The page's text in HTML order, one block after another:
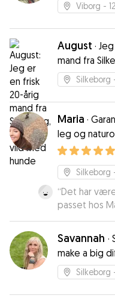
Viborg -
August ·
mand fra
hundeSilkeborg
Maria ·
leg og
Silkeborg
“Det har
passet hos
men den har
var tydeligt
var ikke
igen.”
Savannah ·
make a big
Silkeborg